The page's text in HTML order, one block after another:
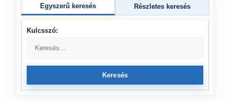
Egyszerű keresés Részletes keresés
Kulcsszó:
Keresés